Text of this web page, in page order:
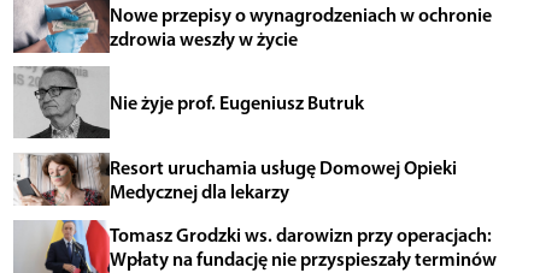
Nowe przepisy o wynagrodzeniach w ochronie
zdrowia weszły w życie
Nie żyje prof. Eugeniusz Butruk
Resort uruchamia usługę Domowej Opieki
Medycznej dla lekarzy
Tomasz Grodzki ws. darowizn przy operacjach:
Wpłaty na fundację nie przyspieszały terminów